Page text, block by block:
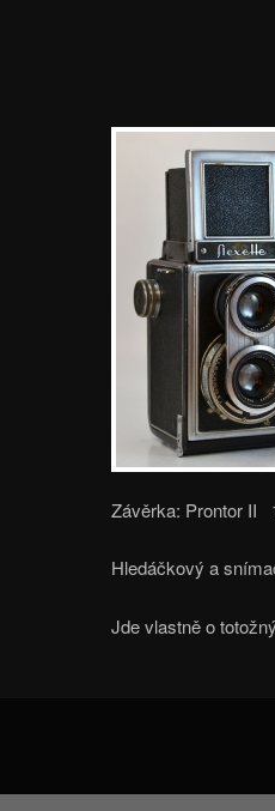
Závěrka: Prontor II
Hledáčkový a
Jde vlastně o